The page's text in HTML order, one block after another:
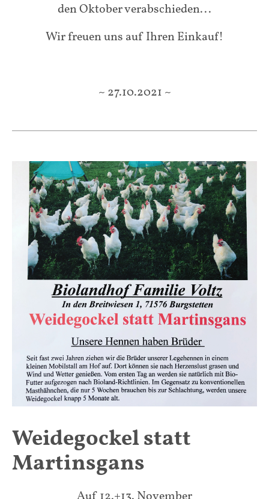
den Oktober verabschieden...
Wir freuen uns auf Ihren Einkauf!
~ 27.10.2021 ~
Weidegockel statt
Martinsgans